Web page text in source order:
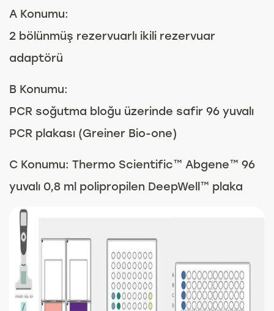
A Konumu:
2 bölünmüş rezervuarlı ikili rezervuar
adaptörü
B Konumu:
PCR soğutma bloğu üzerinde safir 96 yuvalı
PCR plakası (Greiner Bio-one)
C Konumu: Thermo Scientific™ Abgene™ 96
yuvalı 0,8 ml polipropilen DeepWell™ plaka